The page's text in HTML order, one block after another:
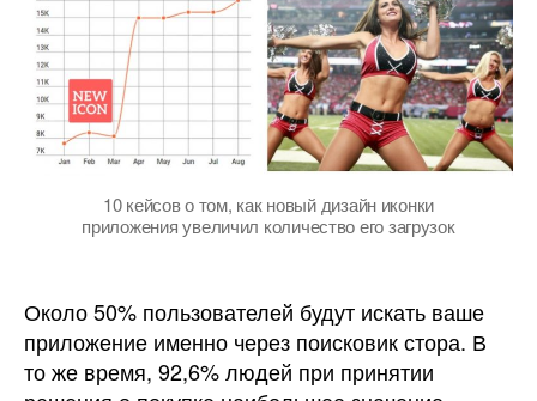
том,
как
новый
дизайн
иконки
приложения
увеличил
количество
его
10 кейсов о том, как новый дизайн иконки
приложения увеличил количество его загрузок
Около 50% пользователей будут искать ваше
приложение именно через поисковик стора. В
то же время, 92,6% людей при принятии